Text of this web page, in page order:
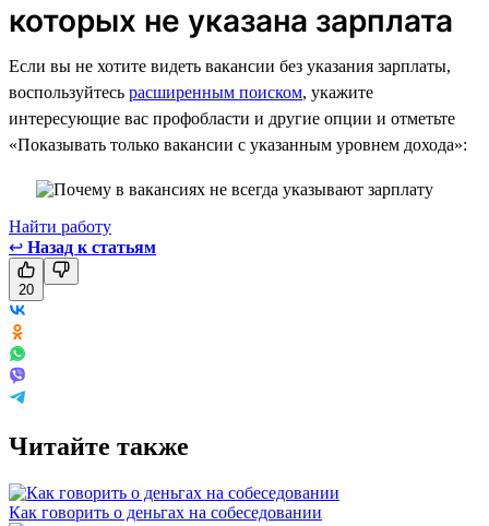
которых не указана зарплата
Если вы не хотите видеть вакансии без указания зарплаты,
воспользуйтесь расширенным поиском, укажите
интересующие вас профобласти и другие опции и отметьте
«Показывать только вакансии с указанным уровнем дохода»:
Найти работу
↩ Назад к статьям
20
Читайте также
Как говорить о деньгах на собеседовании